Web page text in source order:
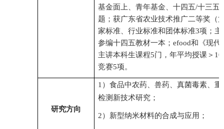
基金面上、青年基金、十四五/十三五
题； 获广东省农业技术推广二等奖（
家标准
行业标准和团体标准3项；主
参编十四五教材一本； efood和《现代
主讲本科生课程5门，年平均授课＞
竞赛5项。
研究方向
1 ）食品中农药、兽药、真菌毒素、
检测新技术研究；
2）新型纳米材料的合成与应用；